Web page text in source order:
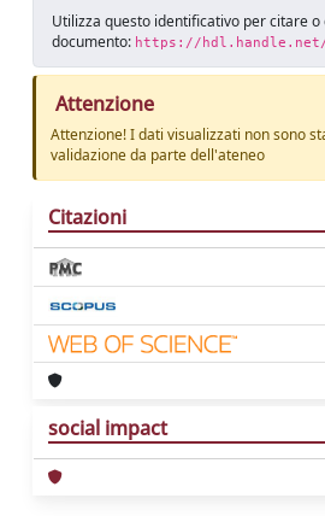
Utilizza questo identificativo per citare
documento: https://hdl.handle.net/
Attenzione
Attenzione! I dati visualizzati non sono
validazione da parte dell'ateneo
Citazioni
social impact